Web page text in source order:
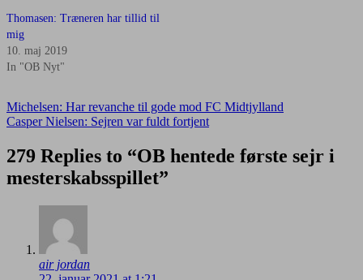
Thomasen: Træneren har tillid til
mig
10. maj 2019
In "OB Nyt"
Indlægsnavigation
Michelsen: Har revanche til gode mod FC Midtjylland
Casper Nielsen: Sejren var fuldt fortjent
279 Replies to “OB hentede første sejr i
mesterskabsspillet”
air jordan